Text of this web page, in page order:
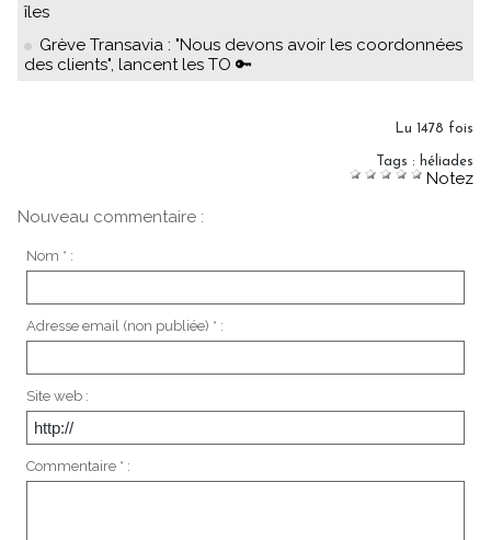
îles
Grève Transavia : "Nous devons avoir les coordonnées
des clients", lancent les TO 🔑
Lu 1478 fois
Tags : héliades
Notez
Nouveau commentaire :
Nom * :
Adresse email (non publiée) * :
Site web :
Commentaire * :